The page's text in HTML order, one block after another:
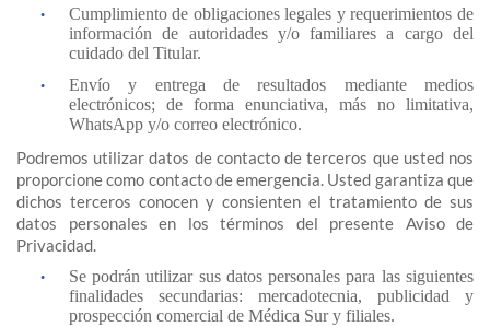
Cumplimiento de obligaciones legales y requerimientos de
información de autoridades y/o familiares a cargo del
cuidado del Titular.
Envío y entrega de resultados mediante medios
electrónicos; de forma enunciativa, más no limitativa,
WhatsApp y/o correo electrónico.
Podremos utilizar datos de contacto de terceros que usted nos
proporcione como contacto de emergencia. Usted garantiza que
dichos terceros conocen y consienten el tratamiento de sus
datos personales en los términos del presente Aviso de
Privacidad.
Se podrán utilizar sus datos personales para las siguientes
finalidades secundarias: mercadotecnia, publicidad y
prospección comercial de Médica Sur y filiales.